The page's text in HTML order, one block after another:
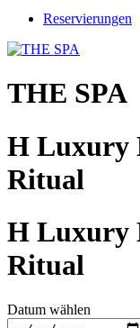
Reservierungen
THE SPA
H Luxury
Ritual
H Luxury
Ritual
Datum wählen